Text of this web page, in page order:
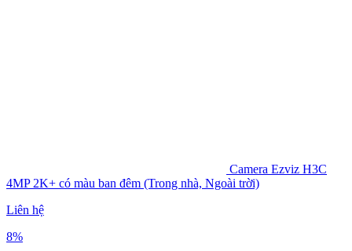
Camera Ezviz H3C
4MP 2K+ có màu ban đêm (Trong nhà, Ngoài trời)
Liên hệ
8%